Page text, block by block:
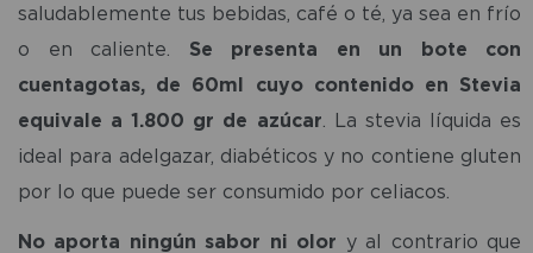
saludablemente tus bebidas, café o té, ya sea en frío
o en caliente. Se presenta en un bote con
cuentagotas, de 60ml cuyo contenido en Stevia
equivale a 1.800 gr de azúcar . La stevia líquida es
ideal para adelgazar, diabéticos y no contiene gluten
por lo que puede ser consumido por celiacos.
No aporta ningún sabor ni olor y al contrario que